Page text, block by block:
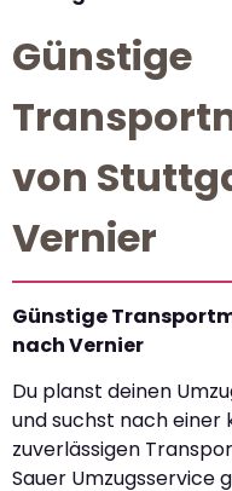
Günstige
von
Vernier
Günstige
nach Vernier
Du planst deinen
und suchst nach einer
zuverlässigen
Sauer Umzugsservice